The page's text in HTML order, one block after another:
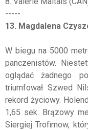
-----
13. Magdalena
W biegu na 5000
panczenistów.
oglądać żadnego
triumfował Szwed
rekord życiowy.
1,65 sek. Brązowy
Siergiej Trofimow,